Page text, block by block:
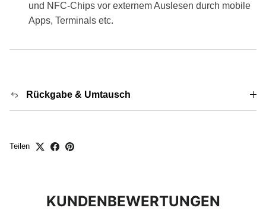
und NFC-Chips vor externem Auslesen durch mobile
Apps, Terminals etc.
Rückgabe & Umtausch
Teilen
KUNDENBEWERTUNGEN